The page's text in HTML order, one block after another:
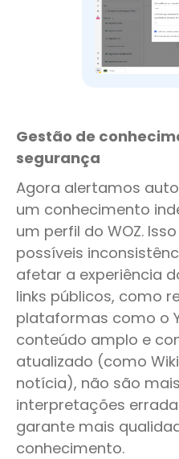
Gestão de
segurança
Agora alertamos
um conhecimento
um perfil do WOZ.
possíveis
afetar a experiência
links públicos, como
plataformas como o
conteúdo amplo e
atualizado (como
notícia), não são
interpretações
garante mais
conhecimento.